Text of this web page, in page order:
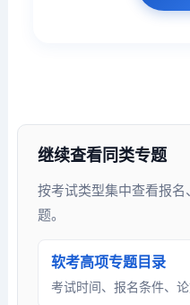
继续查看同类专题
按考试类型集中查看报
题。
软考高项专题目录
考试时间、报名条件、